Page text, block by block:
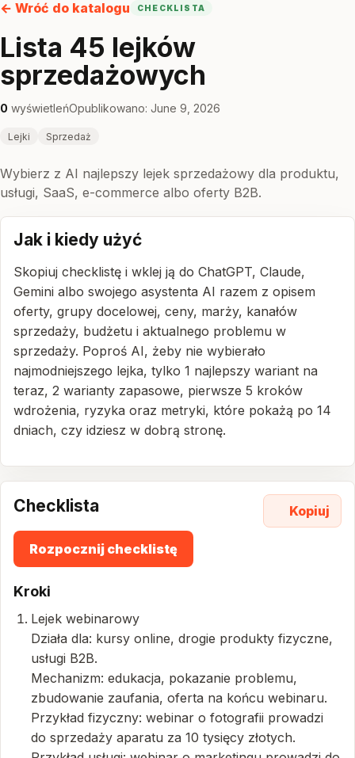
← Wróć do katalogu CHECKLISTA
Lista 45 lejków
sprzedażowych
0 wyświetleńOpublikowano: June 9, 2026
Lejki Sprzedaż
Wybierz z AI najlepszy lejek sprzedażowy dla produktu,
usługi, SaaS, e-commerce albo oferty B2B.
Jak i kiedy użyć
Skopiuj checklistę i wklej ją do ChatGPT, Claude,
Gemini albo swojego asystenta AI razem z opisem
oferty, grupy docelowej, ceny, marży, kanałów
sprzedaży, budżetu i aktualnego problemu w
sprzedaży. Poproś AI, żeby nie wybierało
najmodniejszego lejka, tylko 1 najlepszy wariant na
teraz, 2 warianty zapasowe, pierwsze 5 kroków
wdrożenia, ryzyka oraz metryki, które pokażą po 14
dniach, czy idziesz w dobrą stronę.
Checklista Kopiuj
Rozpocznij checklistę
Kroki
Lejek webinarowy
Działa dla: kursy online, drogie produkty fizyczne,
usługi B2B.
Mechanizm: edukacja, pokazanie problemu,
zbudowanie zaufania, oferta na końcu webinaru.
Przykład fizyczny: webinar o fotografii prowadzi
do sprzedaży aparatu za 10 tysięcy złotych.